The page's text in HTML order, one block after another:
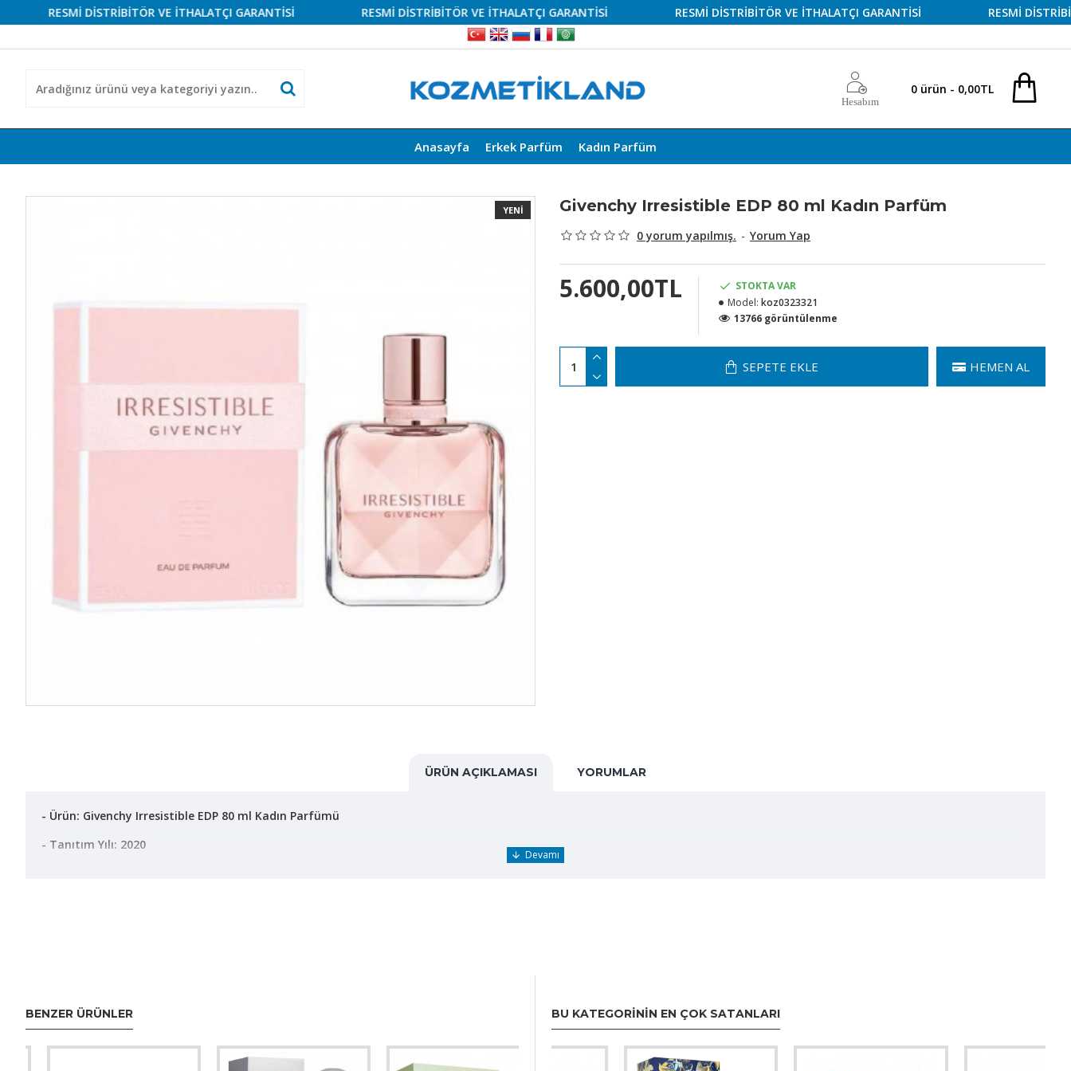
RESMİ DİSTRİBİTÖR VE İTHALATÇI GARANTİSİ RESMİ DİSTRİBİTÖR VE İTHALATÇI GARANTİSİ RESMİ DİSTRİBİTÖR VE İTHALATÇI GARANTİSİ RESMİ DİSTRİBİTÖR
Hesabım
0 ürün - 0,00TL
Anasayfa Erkek Parfüm Kadın Parfüm
YENI Givenchy Irresistible EDP 80 ml Kadın Parfüm
0 yorum yapılmış. - Yorum Yap
5.600,00TL
STOKTA VAR
Model: koz0323321
13766 görüntülenme
SEPETE EKLE HEMEN AL
ÜRÜN AÇIKLAMASI YORUMLAR
- Ürün: Givenchy Irresistible EDP 80 ml Kadın Parfümü
- Tanıtım Yılı: 2020
- Stil: Çiçeksi ve meyvemsi notalarıyla dikkat çeken modern bir kadın parfümü.
BENZER ÜRÜNLER BU KATEGORININ EN ÇOK SATANLARI